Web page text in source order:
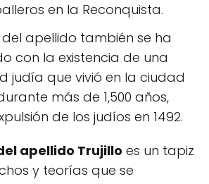
en la Reconquista.
del apellido también se ha
con la existencia de una
judía que vivió en la ciudad
más de 1,500 años,
de los judíos en 1492.
apellido Trujillo es un tapiz
y teorías que se